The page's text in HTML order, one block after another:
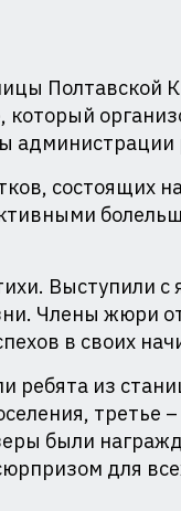
Полтавской
администрации
состоящих
Выступили
Члены жюри
в своих
ребята из
третье
были
для